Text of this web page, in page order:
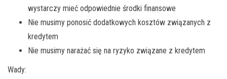
wystarczy mieć odpowiednie środki finansowe
Nie musimy ponosić dodatkowych kosztów związanych z
kredytem
Nie musimy narażać się na ryzyko związane z kredytem
Wady: